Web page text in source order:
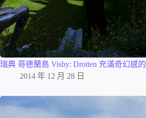
瑞典 哥德蘭島 Visby: Drotten 充滿奇幻感
2014 年 12 月 28 日